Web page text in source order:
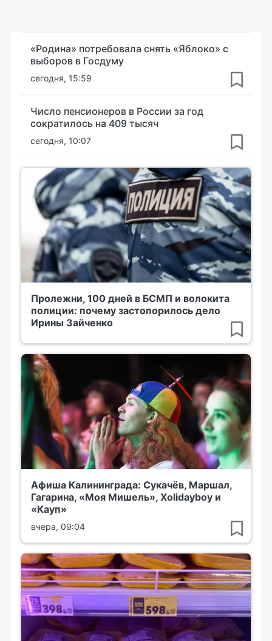
«Родина» потребовала снять «Яблоко» с
выборов в Госдуму
сегодня, 15:59
Число пенсионеров в России за год
сократилось на 409 тысяч
сегодня, 10:07
Пролежни, 100 дней в БСМП и волокита
полиции: почему застопорилось дело
Ирины Зайченко
Афиша Калининграда: Сукачёв, Маршал,
Гагарина, «Моя Мишель», Xolidayboy и
«Кауп»
вчера, 09:04